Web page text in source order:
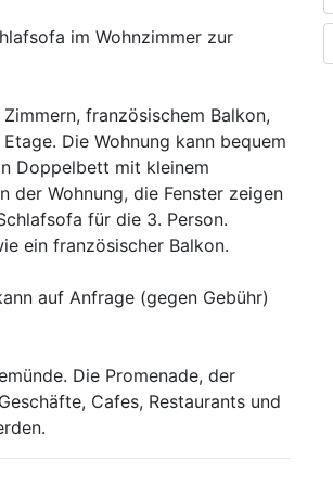
im Wohnzimmer zur
französischem Balkon,
Die Wohnung kann bequem
Doppelbett mit kleinem
der Wohnung, die Fenster zeigen
für die 3. Person.
ein französischer Balkon.
auf Anfrage (gegen Gebühr)
Die Promenade, der
Cafes, Restaurants und